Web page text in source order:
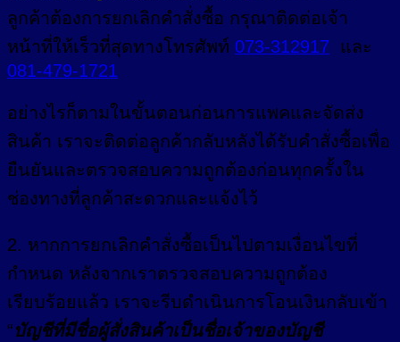
ลูกค้าต้องการยกเลิกคำสั่งซื้อ กรุณาติดต่อเจ้า
หน้าที่ให้เร็วที่สุดทางโทรศัพท์ 073-312917 และ
081-479-1721
อย่างไรก็ตามในขั้นตอนก่อนการแพคและจัดส่ง
สินค้า เราจะติดต่อลูกค้ากลับหลังได้รับคำสั่งซื้อเพื่อ
ยืนยันและตรวจสอบความถูกต้องก่อนทุกครั้งใน
ช่องทางที่ลูกค้าสะดวกและแจ้งไว้
2. หากการยกเลิกคำสั่งซื้อเป็นไปตามเงื่อนไขที่
กำหนด หลังจากเราตรวจสอบความถูกต้อง
เรียบร้อยแล้ว เราจะรีบดำเนินการโอนเงินกลับเข้า
“บัญชีที่มีชื่อผู้สั่งสินค้าเป็นชื่อเจ้าของบัญชี